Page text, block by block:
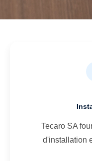
Tecaro SA
d'installation